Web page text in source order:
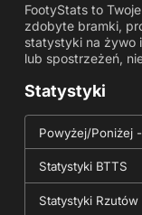
FootyStats to
zdobyte bramki,
statystyki na żywo
lub spostrzeżeń,
Statystyki
Powyżej/Poniżej
Statystyki BTTS
Statystyki Rzutów